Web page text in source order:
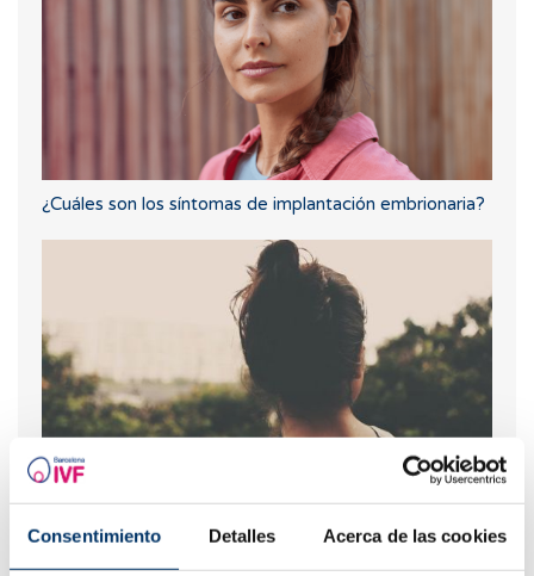
Consentimiento Detalles Acerca de las cookies
¿Cuáles son los síntomas de implantación embrionaria?
Tengo endometriosis. ¿Qué me puede pasar?(II)